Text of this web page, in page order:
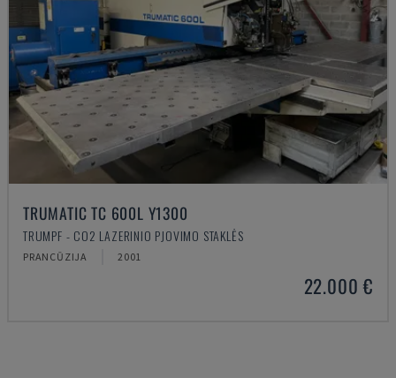
TRUMATIC TC 600L Y1300
TRUMPF - CO2 LAZERINIO PJOVIMO STAKLĖS
PRANCŪZIJA 2001
22.000 €